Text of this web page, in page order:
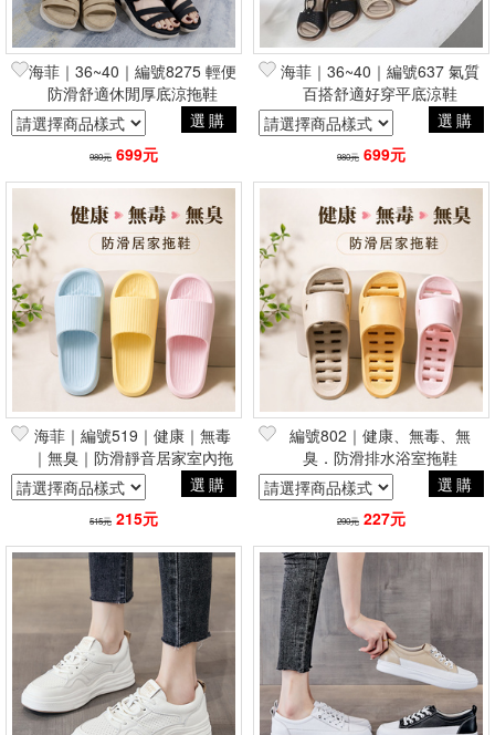
海菲｜36~40｜編號8275 輕便
防滑舒適休閒厚底涼拖鞋
選購
980元 699元
海菲｜36~40｜編號637 氣質
百搭舒適好穿平底涼鞋
選購
980元 699元
海菲｜編號519｜健康｜無毒
｜無臭｜防滑靜音居家室內拖
鞋
選購
515元 215元
編號802｜健康、無毒、無
臭．防滑排水浴室拖鞋
選購
290元 227元